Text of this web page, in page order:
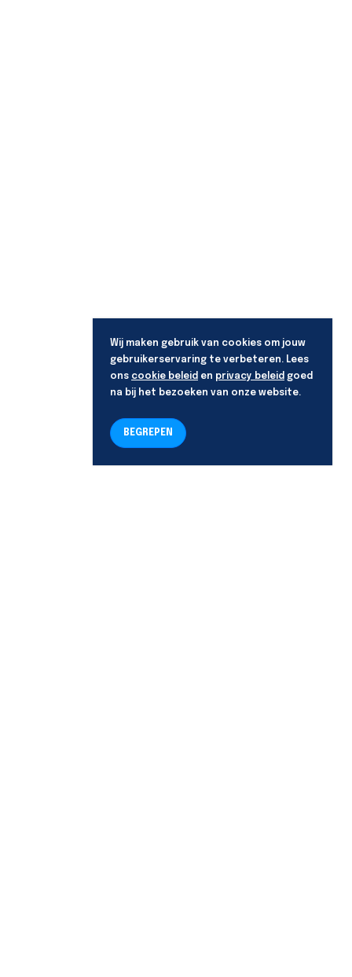
Wij maken gebruik van cookies om jouw
gebruikerservaring te verbeteren. Lees
ons cookie beleid en privacy beleid goed
na bij het bezoeken van onze website.
BEGREPEN